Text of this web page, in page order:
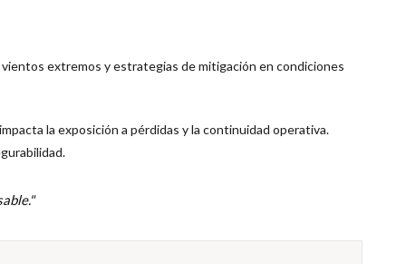
extremos y estrategias de mitigación en condiciones
la exposición a pérdidas y la continuidad operativa.